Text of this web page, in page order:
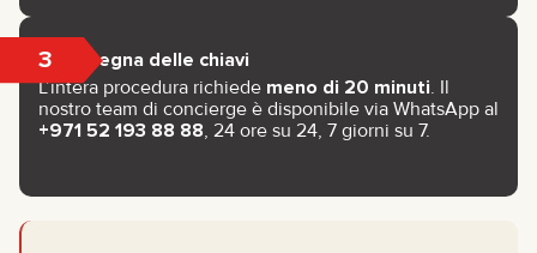
3 Consegna delle chiavi
L’intera procedura richiede meno di 20 minuti. Il
nostro team di concierge è disponibile via WhatsApp al
+971 52 193 88 88, 24 ore su 24, 7 giorni su 7.